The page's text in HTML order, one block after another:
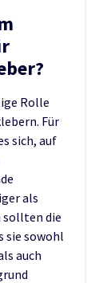
Rolle
Für
sich, auf
als
sollten die
sie sowohl
auch